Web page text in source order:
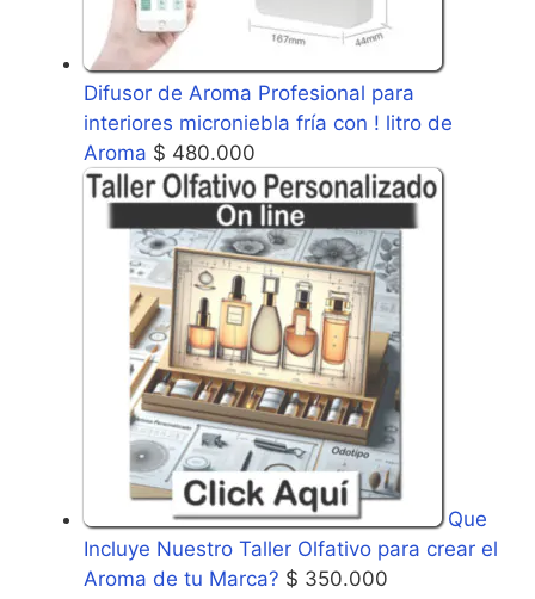
Difusor de Aroma Profesional para
interiores microniebla fría con ! litro de
Aroma $ 480.000
Que
Incluye Nuestro Taller Olfativo para crear el
Aroma de tu Marca? $ 350.000